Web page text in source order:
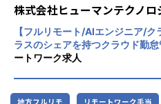
- 「子育てを通じて、人が、社会
界を実現する」をミッションと
ィア
・MOMENTH
ています。
ェクトルームを完備しています。
・新人研修期間を6ヶ月間（C、
に自信を持っています。
高い技術力は顧客からも評価さ
得につながっています。
株式会社ヒューマンテクノロ
【フルリモート/AIエンジニア/
ラスのシェアを持つクラウド勤
ートワーク求人
地方フルリモ リモートワーク手当